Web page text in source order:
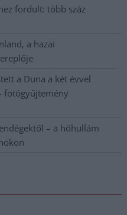
fordult: több száz
a hazai
a Duna a két évvel
fotógyűjtemény
– a hőhullám